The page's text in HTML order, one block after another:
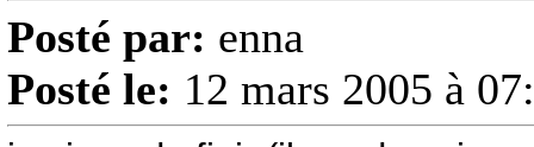
Posté par: enna
Posté le: 12 mars 2005 à